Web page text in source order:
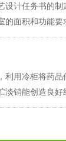
计任务书的制定
室的面积和功能
，利用冷柜将药
贮淡销能创造良